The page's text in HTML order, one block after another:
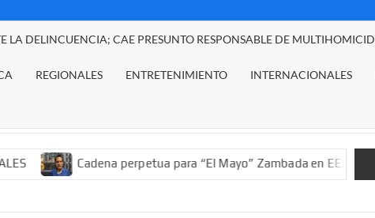
LA DELINCUENCIA; CAE PRESUNTO RESPONSABLE DE
REGIONALES ENTRETENIMIENTO INTERNACIONALES
Cadena perpetua para “El Mayo” Zambada en EE.UU.; ordenan